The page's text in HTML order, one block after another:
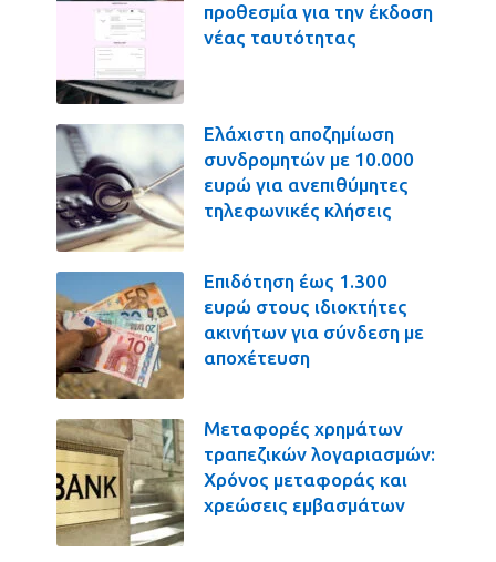
προθεσμία για την έκδοση
νέας ταυτότητας
Ελάχιστη αποζημίωση
συνδρομητών με 10.000
ευρώ για ανεπιθύμητες
τηλεφωνικές κλήσεις
Επιδότηση έως 1.300
ευρώ στους ιδιοκτήτες
ακινήτων για σύνδεση με
αποχέτευση
Μεταφορές χρημάτων
τραπεζικών λογαριασμών:
Χρόνος μεταφοράς και
χρεώσεις εμβασμάτων